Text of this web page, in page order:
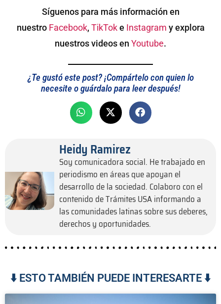
Síguenos para más información en
nuestro Facebook, TikToke Instagram y explora
nuestros videos en Youtube.
¿Te gustó este post? ¡Compártelo con quien lo
necesite o guárdalo para leer después!
Heidy Ramirez
Soy comunicadora social. He trabajado en
periodismo en áreas que apoyan el
desarrollo de la sociedad. Colaboro con el
contenido de Trámites USA informando a
las comunidades latinas sobre sus deberes,
derechos y oportunidades.
⬇️ ESTO TAMBIÉN PUEDE INTERESARTE ⬇️